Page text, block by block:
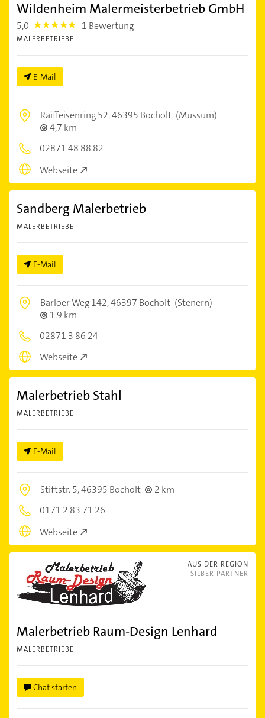
Wildenheim Malermeisterbetrieb GmbH
5,0 5.0 1 Bewertung
MALERBETRIEBE
E-Mail
Raiffeisenring 52,46395 Bocholt (Mussum)
4,7 km
02871 48 88 82
Webseite
Sandberg Malerbetrieb
MALERBETRIEBE
E-Mail
Barloer Weg 142,46397 Bocholt (Stenern)
1,9 km
02871 3 86 24
Webseite
Malerbetrieb Stahl
MALERBETRIEBE
E-Mail
Stiftstr. 5,46395 Bocholt
2 km
0171 2 83 71 26
Webseite
AUS DER REGION
SILBER PARTNER
Malerbetrieb Raum-Design Lenhard
MALERBETRIEBE
Chat starten